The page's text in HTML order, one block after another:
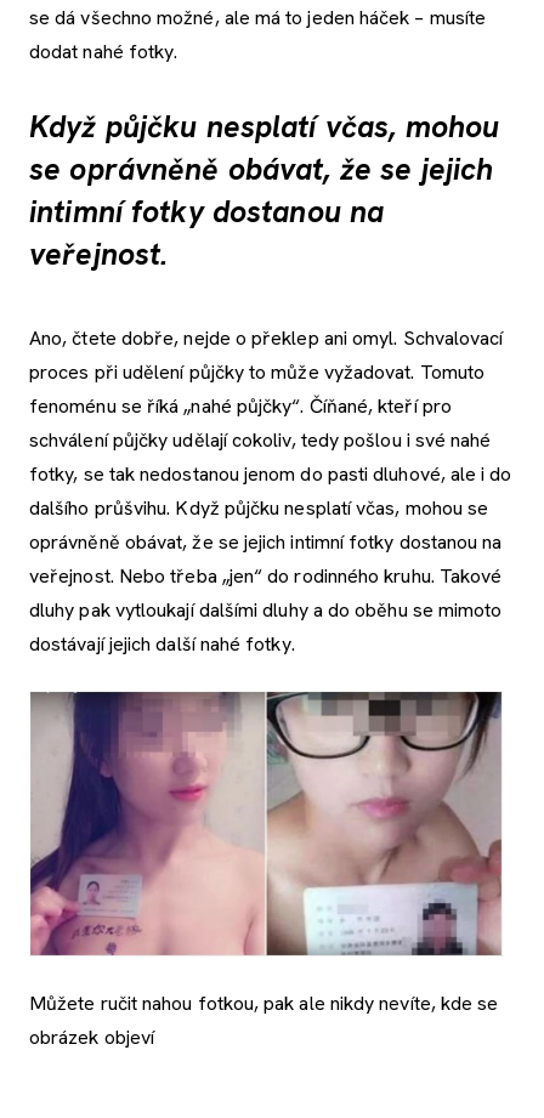
se dá všechno možné, ale má to jeden háček – musíte
dodat nahé fotky.
Když půjčku nesplatí včas, mohou
se oprávněně obávat, že se jejich
intimní fotky dostanou na
veřejnost.
Ano, čtete dobře, nejde o překlep ani omyl. Schvalovací
proces při udělení půjčky to může vyžadovat. Tomuto
fenoménu se říká „nahé půjčky“. Číňané, kteří pro
schválení půjčky udělají cokoliv, tedy pošlou i své nahé
fotky, se tak nedostanou jenom do pasti dluhové, ale i do
dalšího průšvihu. Když půjčku nesplatí včas, mohou se
oprávněně obávat, že se jejich intimní fotky dostanou na
veřejnost. Nebo třeba „jen“ do rodinného kruhu. Takové
dluhy pak vytloukají dalšími dluhy a do oběhu se mimoto
dostávají jejich další nahé fotky.
Můžete ručit nahou fotkou, pak ale nikdy nevíte, kde se
obrázek objeví